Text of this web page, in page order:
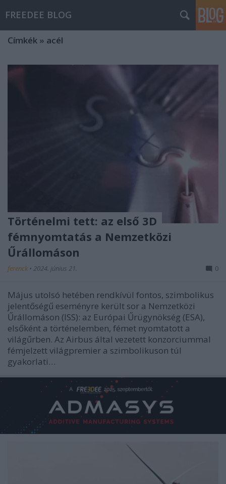
FREEDEE BLOG
Címkék » acél
Történelmi tett: az első 3D
fémnyomtatás a Nemzetközi
Űrállomáson
ferenck • 2024. június 21. 0
Május utolsó hetében rendkívül fontos, szimbolikus
jelentőségű eseményre került sor a Nemzetközi
Űrállomáson (ISS): az Európai Űrügynökség (ESA),
elsőként a történelemben, fémet nyomtatott a
világűrben. Az Airbus által vezetett konzorciummal
fémjelzett világpremier a szimbolikuson túl
gyakorlati…